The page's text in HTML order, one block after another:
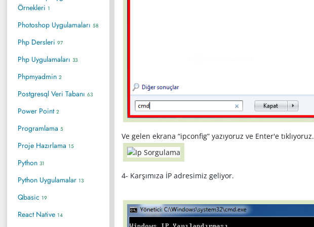
Örnekleri 1
Photoshop Uygulamaları 58
Php Dersleri 97
Php Uygulamaları 33
Phpmyadmin 2
Postgresql Veri Tabanı 63
Power Point 2
Programlama 5
Proje Hazırlama 15
Python 31
Python Uygulamalar 13
Qbasic 19
React Native 14
Ve gelen ekrana “ipconfig” yazıyoruz ve Enter'e tıklıyoruz.
4- Karşımıza İP adresimiz geliyor.